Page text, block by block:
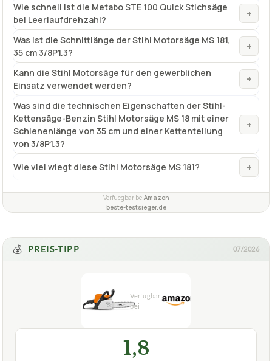
Wie schnell ist die Metabo STE 100 Quick Stichsäge
bei Leerlaufdrehzahl?
+
Was ist die Schnittlänge der Stihl Motorsäge MS 181,
35 cm 3/8P1.3?
+
Kann die Stihl Motorsäge für den gewerblichen
Einsatz verwendet werden?
+
Was sind die technischen Eigenschaften der Stihl-
Kettensäge-Benzin Stihl Motorsäge MS 18 mit einer
Schienenlänge von 35 cm und einer Kettenteilung
von 3/8P1.3?
+
Wie viel wiegt diese Stihl Motorsäge MS 181? +
Verfuegbar beiAmazon
beste-testsieger.de
💰 PREIS-TIPP 07/2026
1,8